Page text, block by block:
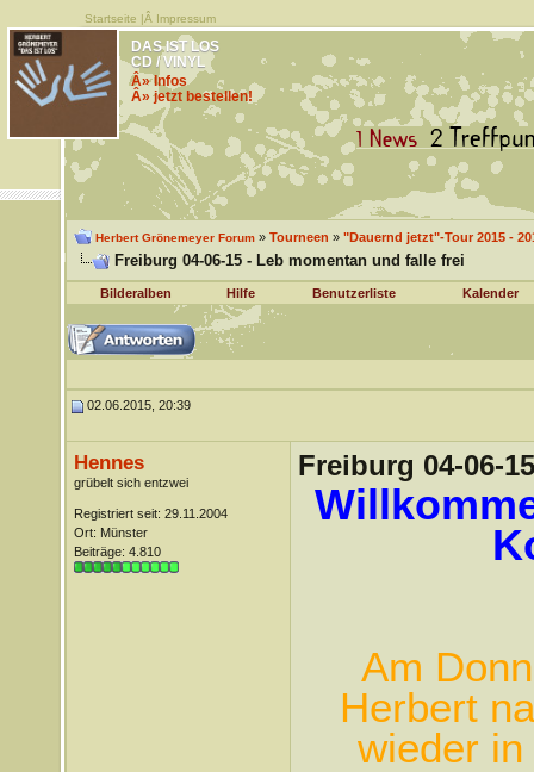
Startseite |Â Impressum
DAS IST LOS
CD / VINYL
Â» Infos
Â» jetzt bestellen!
Herbert Grönemeyer Forum» Tourneen » "Dauernd jetzt"-Tour 2015 -
Freiburg 04-06-15 - Leb momentan und falle frei
Bilderalben Hilfe Benutzerliste Kalender
02.06.2015, 20:39
Hennes
grübelt sich entzwei
Registriert seit: 29.11.2004
Ort: Münster
Beiträge: 4.810
Freiburg 04-06-
Am
Herbert
wieder